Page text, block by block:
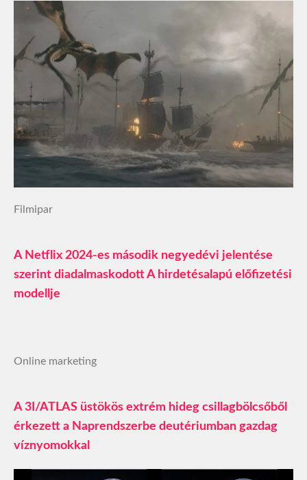
Filmipar
A Netflix 2024-es második negyedévi jelentése
szerint diadalmaskodott A hirdetésalapú előfizetési
modellje
Online marketing
A 3I/ATLAS üstökös extrém hideg csillagbölcsőből
érkezett a Naprendszerbe deutériumban gazdag
víznyomokkal